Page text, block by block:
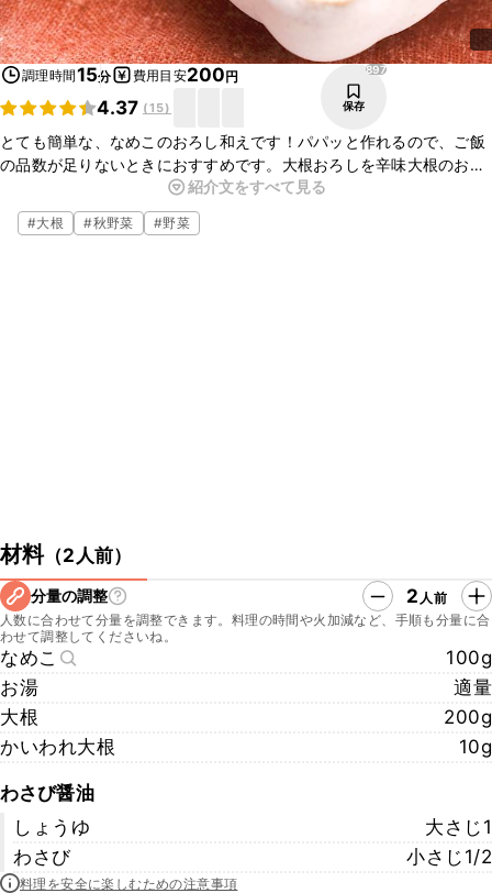
調理時間15分 費用目安200円
4.37 (15)
897
保存
とても簡単な、なめこのおろし和えです！パパッと作れるので、ご飯
の品数が足りないときにおすすめです。大根おろしを辛味大根のおろ
しにすると、辛味が増し、お酒のおつまみにぴったりです！ねぎや大
葉を加えたり、めんつゆやポン酢に代えてお好みのなめこのおろし和
えをお試しください！
紹介文をすべて見る
#大根 #秋野菜 #野菜
材料（2人前）
分量の調整 2 人前
人数に合わせて分量を調整できます。料理の時間や火加減など、手順も分量に合
わせて調整してくださいね。
なめこ
100g
お湯
適量
大根
200g
かいわれ大根
10g
わさび醤油
しょうゆ
大さじ1
わさび
小さじ1/2
料理を安全に楽しむための注意事項